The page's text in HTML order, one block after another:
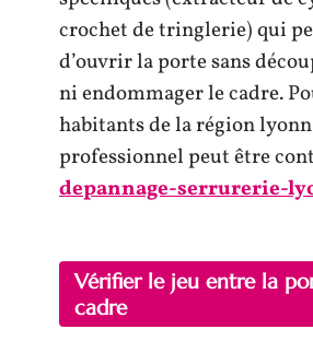
crochet de tringlerie) qui
d’ouvrir la porte sans
ni endommager le cadre.
habitants de la région
professionnel peut être
depannage-serrurerie-
Vérifier le jeu entre la
cadre